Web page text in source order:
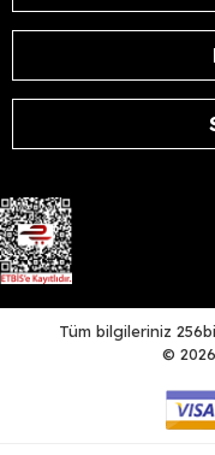
Tüm bilgileriniz
© 2026